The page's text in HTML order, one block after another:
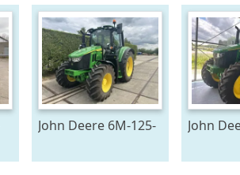
John Deere 6M-125-
John